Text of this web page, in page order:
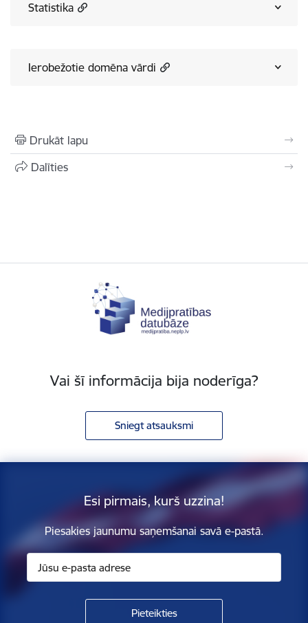
Statistika
Ierobežotie domēna vārdi
Drukāt lapu
Dalīties
Vai šī informācija bija noderīga?
Sniegt atsauksmi
Esi pirmais, kurš uzzina!
Piesakies jaunumu saņemšanai savā e-pastā.